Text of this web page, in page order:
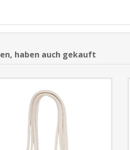
haben auch gekauft